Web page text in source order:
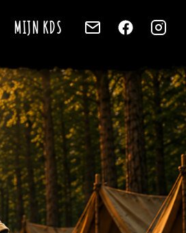
voor alle leden, waarbij ze
5 - 99 jaar. Wij hebben de volgende
MIJN KDS